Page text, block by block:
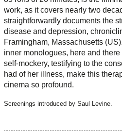
work, as it covers nearly two
straightforwardly documents the
disease and depression,
Framingham, Massachusetts
inner monologues, here and
self-mockery, testifying to the
had of her illness, make this
cinema so profound.
Screenings introduced by Saul Levine.